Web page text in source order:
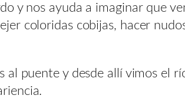
y nos ayuda a imaginar que
coloridas cobijas, hacer
al puente y desde allí vimos el